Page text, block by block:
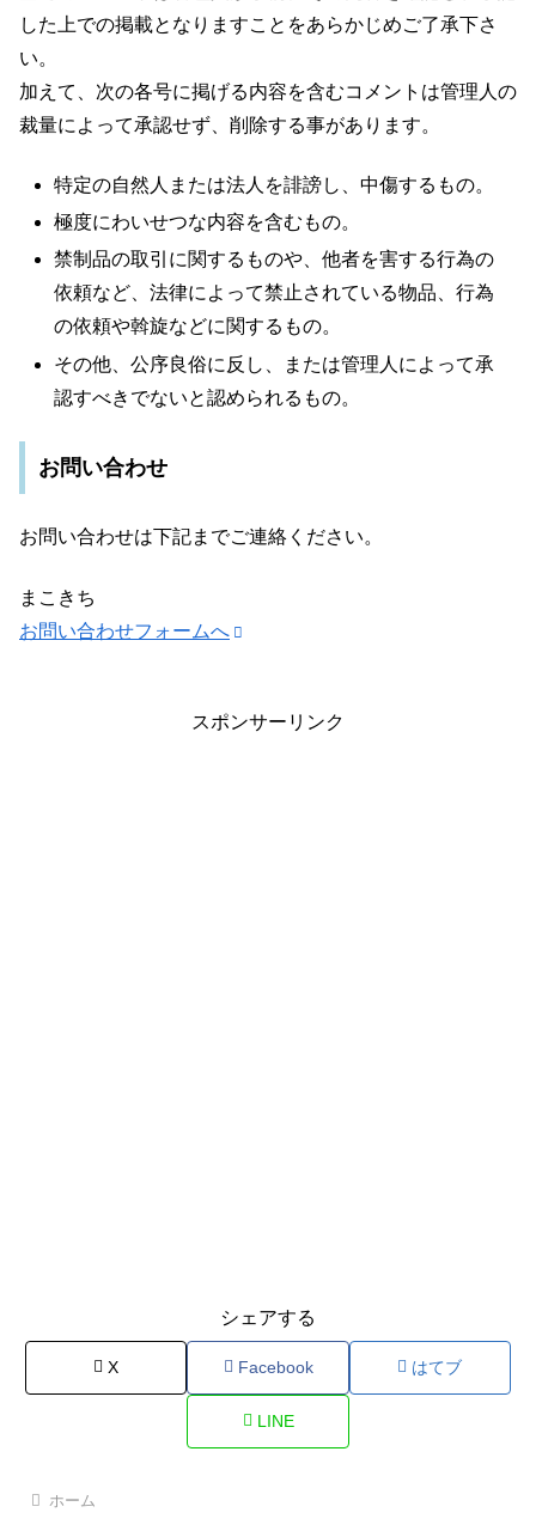
した上での掲載となりますことをあらかじめご了承下さ
い。
加えて、次の各号に掲げる内容を含むコメントは管理人の
裁量によって承認せず、削除する事があります。
特定の自然人または法人を誹謗し、中傷するもの。
極度にわいせつな内容を含むもの。
禁制品の取引に関するものや、他者を害する行為の
依頼など、法律によって禁止されている物品、行為
の依頼や斡旋などに関するもの。
その他、公序良俗に反し、または管理人によって承
認すべきでないと認められるもの。
お問い合わせ
お問い合わせは下記までご連絡ください。
まこきち
お問い合わせフォームへ
スポンサーリンク
シェアする
X Facebook はてブ
LINE
ホーム